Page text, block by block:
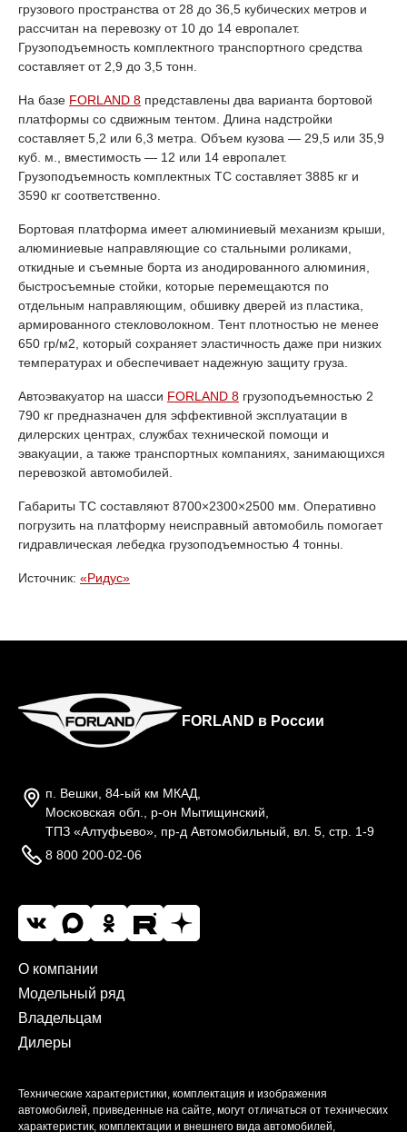
грузового пространства от 28 до 36,5 кубических метров и
рассчитан на перевозку от 10 до 14 европалет.
Грузоподъемность комплектного транспортного средства
составляет от 2,9 до 3,5 тонн.
На базе FORLAND 8 представлены два варианта бортовой
платформы со сдвижным тентом. Длина надстройки
составляет 5,2 или 6,3 метра. Объем кузова — 29,5 или 35,9
куб. м., вместимость — 12 или 14 европалет.
Грузоподъемность комплектных ТС составляет 3885 кг и
3590 кг соответственно.
Бортовая платформа имеет алюминиевый механизм крыши,
алюминиевые направляющие со стальными роликами,
откидные и съемные борта из анодированного алюминия,
быстросъемные стойки, которые перемещаются по
отдельным направляющим, обшивку дверей из пластика,
армированного стекловолокном. Тент плотностью не менее
650 гр/м2, который сохраняет эластичность даже при низких
температурах и обеспечивает надежную защиту груза.
Автоэвакуатор на шасси FORLAND 8 грузоподъемностью 2
790 кг предназначен для эффективной эксплуатации в
дилерских центрах, службах технической помощи и
эвакуации, а также транспортных компаниях, занимающихся
перевозкой автомобилей.
Габариты ТС составляют 8700×2300×2500 мм. Оперативно
погрузить на платформу неисправный автомобиль помогает
гидравлическая лебедка грузоподъемностью 4 тонны.
Источник: «Ридус»
FORLAND в России
п. Вешки, 84-ый км МКАД,
Московская обл., р-он Мытищинский,
ТПЗ «Алтуфьево», пр-д Автомобильный, вл. 5, стр. 1-9
8 800 200-02-06
О компании
Модельный ряд
Владельцам
Дилеры
Технические характеристики, комплектация и изображения
автомобилей, приведенные на сайте, могут отличаться от технических
характеристик, комплектации и внешнего вида автомобилей,